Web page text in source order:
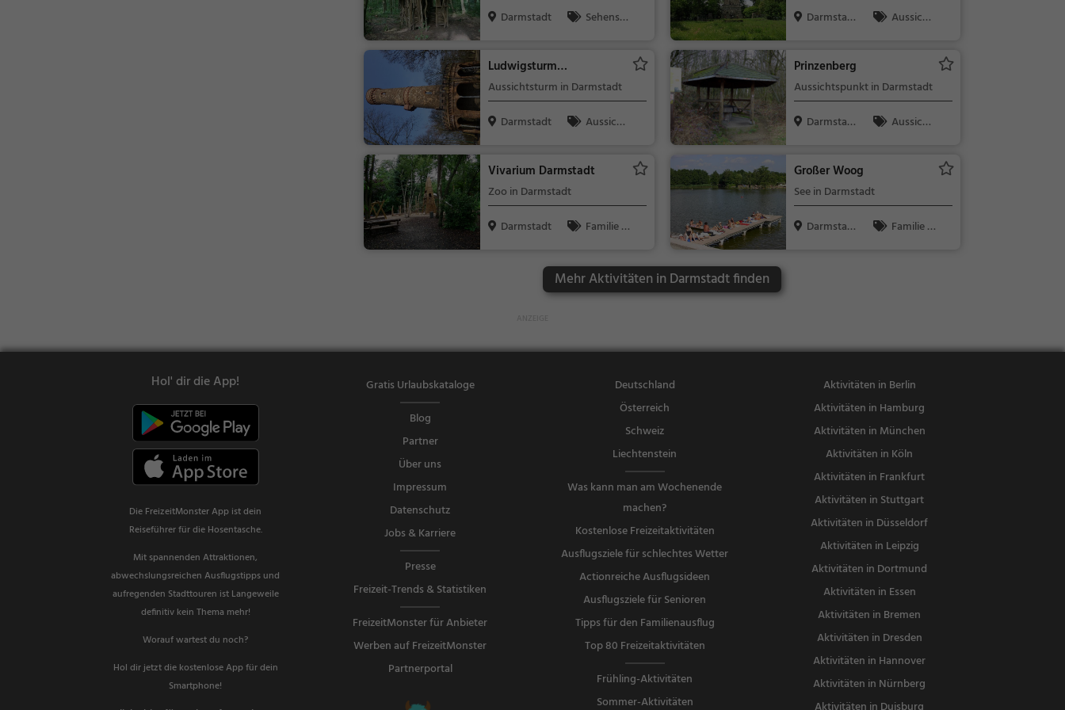
Darmstadt
Sehensw
Darmstad
Aussicht
Ludwigsturm
(Ludwigshöhe)
Aussichtsturm in Darmstadt
Darmstadt
Aussicht
Natur
Prinzenberg
Aussichtspunkt in Darmstadt
Darmstad
Aussicht
Vivarium Darmstadt
Zoo in Darmstadt
Darmstadt
Familie &
Großer Woog
See in Darmstadt
Darmstad
Familie &
Mehr Aktivitäten in Darmstadt finden
Hol' dir die App!
Die FreizeitMonster App ist dein
Reiseführer für die Hosentasche.
Mit spannenden Attraktionen,
abwechslungsreichen Ausflugstipps und
aufregenden Stadttouren ist Langeweile
definitiv kein Thema mehr!
Worauf wartest du noch?
Hol dir jetzt die kostenlose App für dein
Smartphone!
Gratis Urlaubskataloge
Blog
Partner
Über uns
Impressum
Datenschutz
Jobs & Karriere
Presse
Freizeit-Trends & Statistiken
FreizeitMonster für Anbieter
Werben auf FreizeitMonster
Partnerportal
Deutschland
Österreich
Schweiz
Liechtenstein
Was kann man am Wochenende
machen?
Kostenlose Freizeitaktivitäten
Ausflugsziele für schlechtes Wetter
Actionreiche Ausflugsideen
Ausflugsziele für Senioren
Tipps für den Familienausflug
Top 80 Freizeitaktivitäten
Frühling-Aktivitäten
Sommer-Aktivitäten
Aktivitäten in Berlin
Aktivitäten in Hamburg
Aktivitäten in München
Aktivitäten in Köln
Aktivitäten in Frankfurt
Aktivitäten in Stuttgart
Aktivitäten in Düsseldorf
Aktivitäten in Leipzig
Aktivitäten in Dortmund
Aktivitäten in Essen
Aktivitäten in Bremen
Aktivitäten in Dresden
Aktivitäten in Hannover
Aktivitäten in Nürnberg